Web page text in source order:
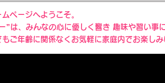
ページへようこそ。
”は、みんなの心に優しく響き 趣味や習い
ご年齢に関係なくお気軽に家庭内でお楽しみ